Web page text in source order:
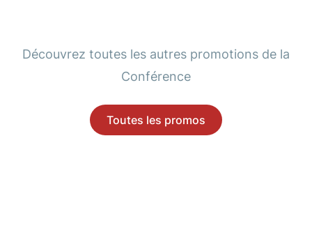
Découvrez toutes les autres promotions de la
Conférence
Toutes les promos